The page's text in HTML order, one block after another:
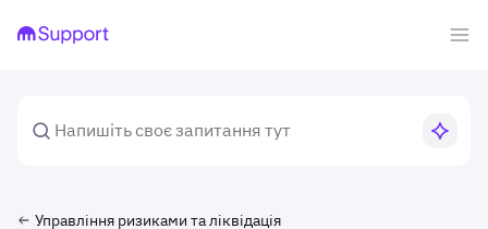
Управління ризиками та ліквідація